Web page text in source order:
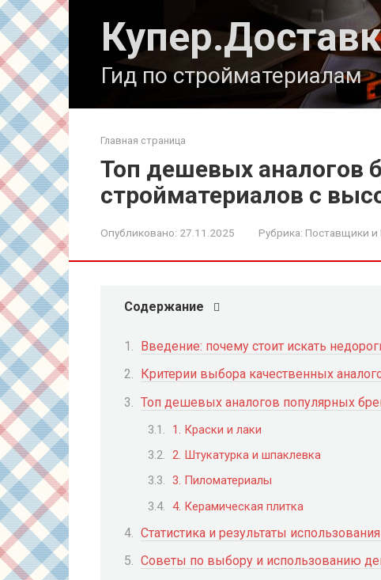
Перейти
к
контенту
Гид по стройматериалам
Главная страница
Топ дешевых аналогов
стройматериалов с
Опубликовано: 27.11.2025 Рубрика: Поставщики
Содержание
Введение: почему стоит искать
Критерии выбора качественных
Топ дешевых аналогов популярных
1. Краски и лаки
2. Штукатурка и шпаклевка
3. Пиломатериалы
4. Керамическая плитка
Статистика и результаты
Советы по выбору и использованию